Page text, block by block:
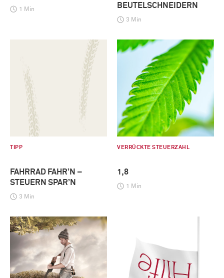
1 Min
BEUTELSCHNEIDERN
3 Min
TIPP
FAHRRAD FAHR’N –
STEUERN SPAR’N
3 Min
VERRÜCKTE STEUERZAHL
1,8
1 Min